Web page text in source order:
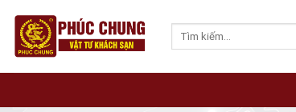
content
Tìm